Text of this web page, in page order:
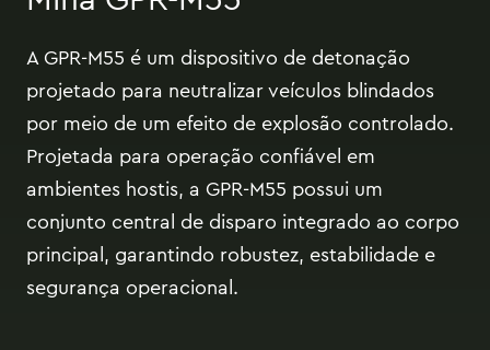
A GPR-M55 é um dispositivo de detonação
projetado para neutralizar veículos blindados
por meio de um efeito de explosão controlado.
Projetada para operação confiável em
ambientes hostis, a GPR-M55 possui um
conjunto central de disparo integrado ao corpo
principal, garantindo robustez, estabilidade e
segurança operacional.